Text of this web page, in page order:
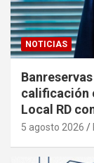
NOTICIAS
calificación
Local RD
5 agosto 2026